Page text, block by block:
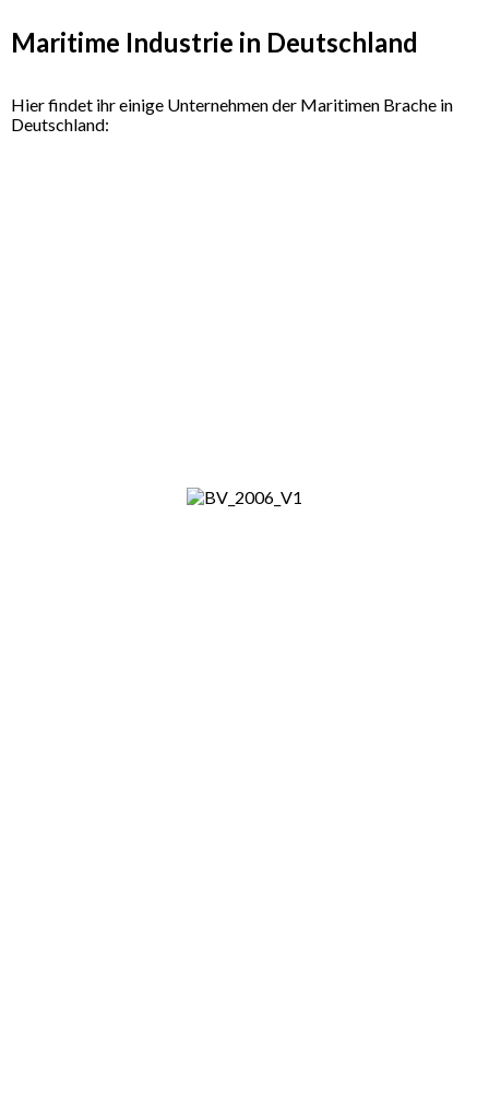
Maritime Industrie in Deutschland
Hier findet ihr einige Unternehmen der Maritimen Brache in
Deutschland: